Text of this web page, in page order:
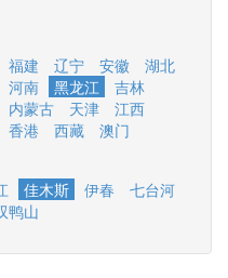
福建 辽宁 安徽
湖北
河南 黑龙江
吉林
内蒙古 天津
江西
香港 西藏
澳门
佳木斯 伊春
七台河
鸭山